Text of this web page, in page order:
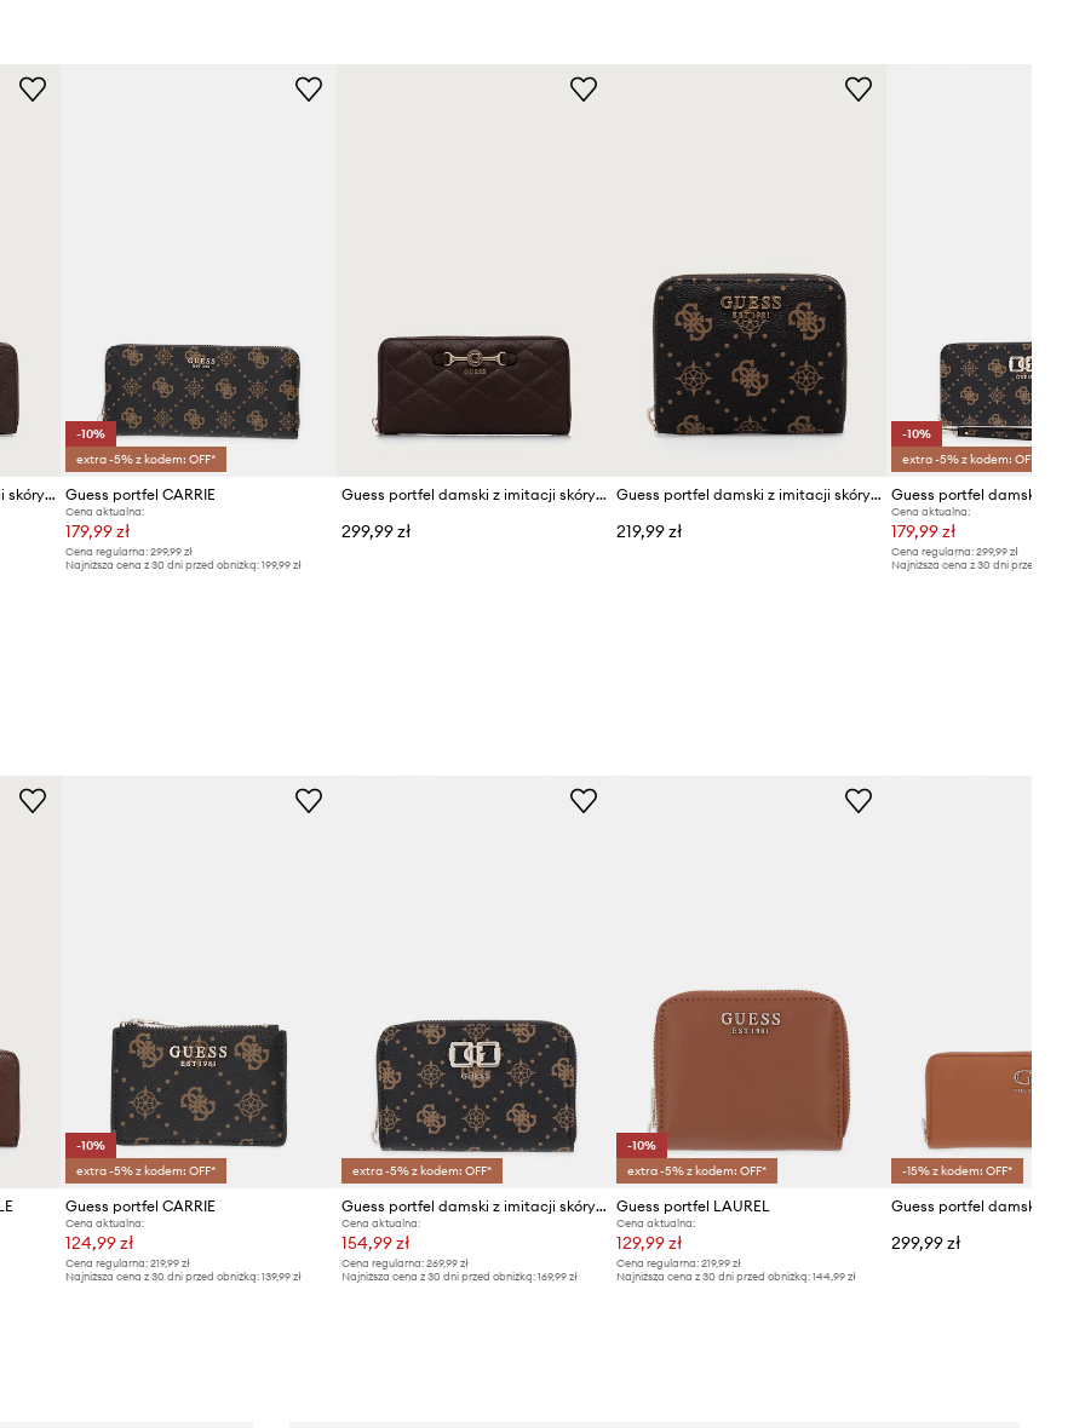
Guess portfel damski z imitacji skóry BLAKE
-10%
extra -5% z kodem: OFF*
Guess portfel CARRIE
Cena aktualna:
179,99 zł
Cena regularna: 299,99 zł
Najniższa cena z 30 dni przed obniżką: 199,99 zł
Guess portfel damski z imitacji skóry FRANCES
299,99 zł
Guess portfel damski z imitacji skóry ALLEGRA
219,99 zł
-10%
extra -5% z kodem: OFF*
Cena aktualna:
179,99 zł
Cena regularna: 299,99 zł
Najniższa cena z 30 dni przed obniżką:
-10%
extra -5% z kodem: OFF*
Guess portfel CARRIE
Cena aktualna:
124,99 zł
Cena regularna: 219,99 zł
Najniższa cena z 30 dni przed obniżką: 139,99 zł
extra -5% z kodem: OFF*
Guess portfel damski z imitacji skóry EMELIE
Cena aktualna:
154,99 zł
Cena regularna: 269,99 zł
Najniższa cena z 30 dni przed obniżką: 169,99 zł
-10%
extra -5% z kodem: OFF*
Guess portfel LAUREL
Cena aktualna:
129,99 zł
Cena regularna:219,99 zł
Najniższa cena z 30 dni przed obniżką:144,99 zł
-15% z kodem: OFF*
299,99 zł